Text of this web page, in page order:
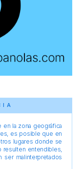
en la zona geográfica
es posible que en
lugares donde se
entendibles,
ser malinterpretados